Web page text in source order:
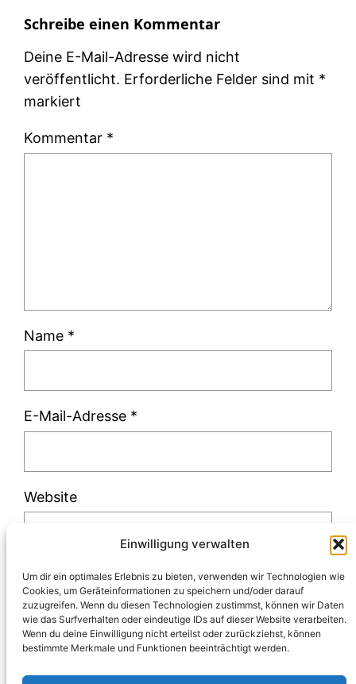
Einwilligung verwalten
Um dir ein optimales Erlebnis zu bieten, verwenden wir Technologien wie
Cookies, um Geräteinformationen zu speichern und/oder darauf
zuzugreifen. Wenn du diesen Technologien zustimmst, können wir Daten
wie das Surfverhalten oder eindeutige IDs auf dieser Website verarbeiten.
Wenn du deine Einwilligung nicht erteilst oder zurückziehst, können
bestimmte Merkmale und Funktionen beeinträchtigt werden.
Schreibe einen Kommentar
Deine E-Mail-Adresse wird nicht
veröffentlicht. Erforderliche Felder sind mit *
markiert
Kommentar *
Name *
E-Mail-Adresse *
Website
Diese Website verwendet Akismet, um Spam
zu reduzieren.Erfahre, wie deine
Kommentardaten verarbeitet werden.